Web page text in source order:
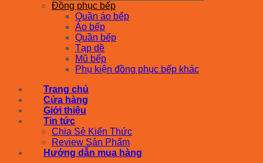
Đồng phục bếp
Quần áo bếp
Áo bếp
Quần bếp
Tạp dề
Mũ bếp
Phụ kiện đồng phục bếp khác
Trang chủ
Cửa hàng
Giới thiệu
Tin tức
Chia Sẻ Kiến Thức
Review Sản Phẩm
Hướng dẫn mua hàng